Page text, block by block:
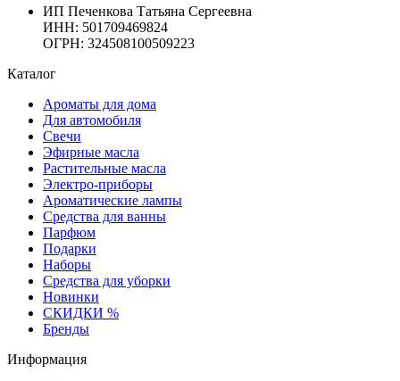
ИП Печенкова Татьяна Сергеевна
ИНН: 501709469824
ОГРН: 324508100509223
Каталог
Ароматы для дома
Для автомобиля
Свечи
Эфирные масла
Растительные масла
Электро-приборы
Ароматические лампы
Средства для ванны
Парфюм
Подарки
Наборы
Средства для уборки
Новинки
СКИДКИ %
Бренды
Информация